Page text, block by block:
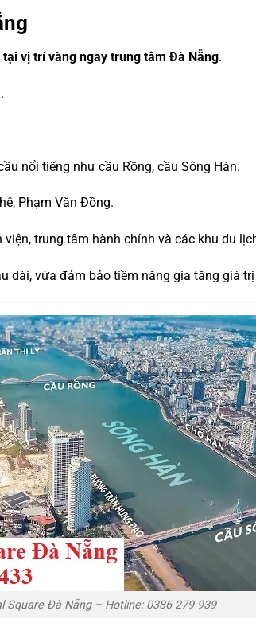
tại vị trí vàng ngay trung tâm Đà Nẵng.
nổi tiếng như cầu Rồng, cầu Sông Hàn.
Phạm Văn Đồng.
trung tâm hành chính và các khu du
dài, vừa đảm bảo tiềm năng gia tăng giá
Square Đà Nẵng – Hotline: 0386 279 939